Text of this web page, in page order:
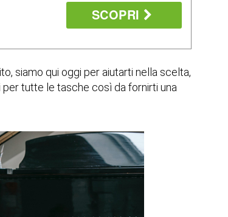
SCOPRI
siamo qui oggi per aiutarti nella scelta,
tutte le tasche così da fornirti una